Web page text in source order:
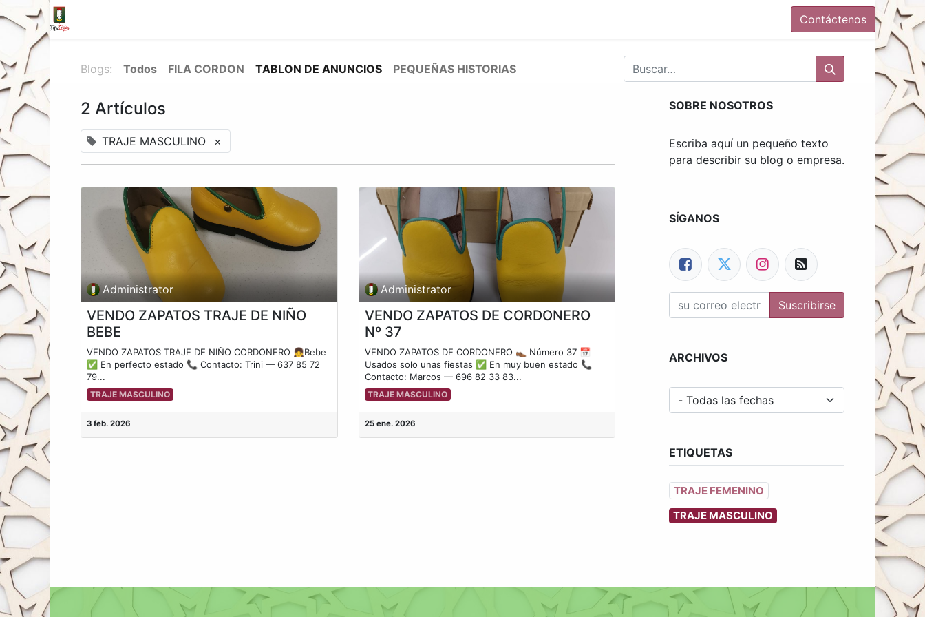
Contáctenos
Blogs: Todos FILA CORDON TABLON DE ANUNCIOS PEQUEÑAS HISTORIAS
2 Artículos
TRAJE MASCULINO ×
Administrator
VENDO ZAPATOS TRAJE DE NIÑO
BEBE
VENDO ZAPATOS TRAJE DE NIÑO CORDONERO 👧Bebe
✅ En perfecto estado 📞 Contacto: Trini — 637 85 72
79...
TRAJE MASCULINO
3 feb. 2026
Administrator
VENDO ZAPATOS DE CORDONERO
Nº 37
VENDO ZAPATOS DE CORDONERO 👞 Número 37 📅
Usados solo unas fiestas ✅ En muy buen estado 📞
Contacto: Marcos — 696 82 33 83...
TRAJE MASCULINO
25 ene. 2026
SOBRE NOSOTROS
Escriba aquí un pequeño texto
para describir su blog o empresa.
SÍGANOS
Suscribirse
ARCHIVOS
ETIQUETAS
TRAJE FEMENINO
TRAJE MASCULINO